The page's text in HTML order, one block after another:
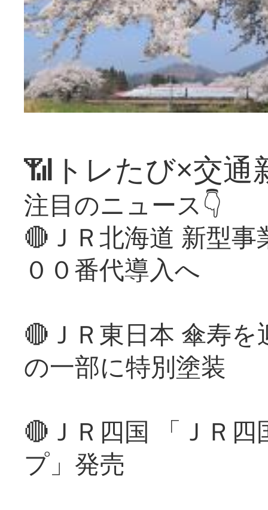
📶トレたび×交通
注目のニュース👇
🔴ＪＲ北海道 新型
００番代導入へ
🔴ＪＲ東日本 傘寿
の一部に特別塗装
🔴ＪＲ四国 「ＪＲ
プ」発売